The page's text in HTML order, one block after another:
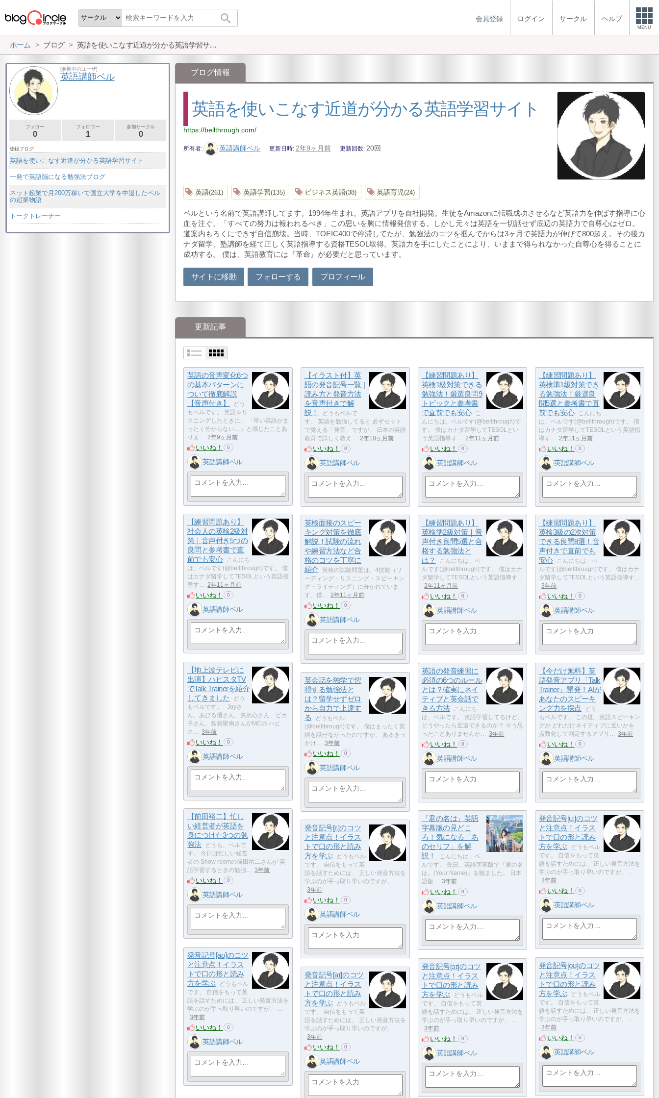
会員登録 ログイン サークル ヘルプ
MENU
ホーム ブログ 英語を使いこなす近道が分かる英語学習サイト
ブログ情報
英語を使いこなす近道が分かる英語学習サイト
https://bellthrough.com/
所有者 英語講師ベル 更新日時 2年9ヶ月前 更新回数 20回
英語 261 英語学習 135 ビジネス英語 38 英語育児 24
ベルという名前で英語講師してます。1994年生まれ。英語アプリを自社開発。生徒をAmazonに転職成功させるなど英語力を伸ばす指導に心
血を注ぐ。「すべての努力は報われるべき」この思いを胸に情報発信する。しかし元々は英語を一切話せず底辺の英語力で自尊心はゼロ。
道案内もろくにできず自信崩壊。当時、TOEIC400で停滞してたが、勉強法のコツを掴んでからは3ヶ月で英語力が伸びて800超え。その後カ
ナダ留学、塾講師を経て正しく英語指導する資格TESOL取得。英語力を手にしたことにより、いままで得られなかった自尊心を得ることに
成功する。 僕は、英語教育には『革命』が必要だと思っています。
サイトに移動 フォローする プロフィール
更新記事
英語の音声変化6つ
の基本パターンに
ついて徹底解説
【音声付き】
どう
もベルです。 英語をリ
スニングしたときに、 「早い英語がま
ったく分からない…」と感じたことあ
りま… 2年9ヶ月前
いいね！ 0
英語講師ベル
【イラスト付】英
語の発音記号一覧 |
読み方と発音方法
を音声付きで解
説！
どうもベルで
す。 英語を勉強してると 必ずセット
で覚える「発音」ですが、 日本の英語
教育で詳しく教え… 2年10ヶ月前
いいね！ 0
英語講師ベル
【練習問題あり】
英検1級対策できる
勉強法！厳選良問9
トピックと参考書
で直前でも安心
こ
んにちは、ベルです(@bellthrough)で
す。 僕はカナダ留学してTESOLとい
う英語指導す… 2年11ヶ月前
いいね！ 0
英語講師ベル
【練習問題あり】
英検準1級対策でき
る勉強法！厳選良
問5選と参考書で直
前でも安心
こんにち
は、ベルです(@bellthrough)です。 僕
はカナダ留学してTESOLという英語指
導す… 2年11ヶ月前
いいね！ 0
英語講師ベル
【練習問題あり】
社会人の英検2級対
策｜音声付き5つの
良問と参考書で直
前でも安心
こんにち
は、ベルです(@bellthrough)です。 僕
はカナダ留学してTESOLという英語指
導す… 2年11ヶ月前
いいね！ 0
英語講師ベル
英検面接のスピー
キング対策を徹底
解説！試験の流れ
や練習方法など合
格のコツを丁寧に
紹介
英検の試験問題は、4技能（リ
ーディング・リスニング・スピーキン
グ・ライティング）に分かれていま
す。僕… 2年11ヶ月前
いいね！ 0
英語講師ベル
【練習問題あり】
英検準2級対策｜音
声付き良問5選と合
格する勉強法と
は？
こんにちは、ベ
ルです(@bellthrough)です。 僕はカナ
ダ留学してTESOLという英語指導す…
2年11ヶ月前
いいね！ 0
英語講師ベル
【練習問題あり】
英検3級の2次対策
できる良問8選！音
声付きで直前でも
安心
こんにちは、ベ
ルです(@bellthrough)です。 僕はカナ
ダ留学してTESOLという英語指導す…
3年前
いいね！ 0
英語講師ベル
【地上波テレビに
出演】ハピスタTV
でTalk Trainerを紹介
してきました
どう
もベルです。 Joyさ
ん、あびる優さん、矢沢心さん、ピカ
子さん、島袋聖南さんがMCの ハピ
ス… 3年前
いいね！ 0
英語講師ベル
英語の発音練習に
必須の6つのルール
とは？確実にネイ
ティブと英会話で
きる方法
こんにち
は、ベルです。 英語学習してるけど、
どうやったら近道できるのか？ そう思
ったことありませんか… 3年前
いいね！ 0
英語講師ベル
【今だけ無料】英
語発音アプリ「Talk
Trainer」開発！AIが
あなたのスピーキ
ング力を採点
どう
もベルです。 この度、英語スピーキン
グが どれだけネイティブに近いかを
点数化して判定するアプリ… 3年前
いいね！ 0
英語講師ベル
英会話を独学で習
得する勉強法と
は？留学せずゼロ
から自力で上達す
る
どうもベル
(@bellthrough)です。 僕はまったく英
語を話せなかったのですが、 あるきっ
かけ… 3年前
いいね！ 0
英語講師ベル
【前田裕二】忙し
い経営者が英語を
身につけた3つの勉
強法
どうも、ベルで
す。 今日は忙しい経営
者の Show roomの前田祐二さんが 英
語学習するときの勉強… 3年前
いいね！ 0
英語講師ベル
「君の名は」英語
字幕版の見どこ
ろ！気になる「あ
のセリフ」を解
説！
こんにちは、ベ
ルです。 先日、英語字幕版で『君の名
は。(Your Name)』を観ました。 日本
語版… 3年前
いいね！ 0
英語講師ベル
発音記号[uː]のコツ
と注意点！イラス
トで口の形と読み
方を学ぶ
どうもベル
です。 自信をもって英
語を話すためには、 正しい発音方法を
学ぶのが手っ取り早いのですが、 …
3年前
いいね！ 0
英語講師ベル
発音記号[ɛ]のコツ
と注意点！イラス
トで口の形と読み
方を学ぶ
どうもベル
です。 自信をもって英
語を話すためには、 正しい発音方法を
学ぶのが手っ取り早いのですが、 …
3年前
いいね！ 0
英語講師ベル
発音記号[aʊ]のコツ
と注意点！イラス
トで口の形と読み
方を学ぶ
どうもベル
です。 自信をもって英
語を話すためには、 正しい発音方法を
学ぶのが手っ取り早いのですが、 …
3年前
いいね！ 0
英語講師ベル
発音記号[oʊ]のコツ
と注意点！イラス
トで口の形と読み
方を学ぶ
どうもベル
です。 自信をもって英
語を話すためには、 正しい発音方法を
学ぶのが手っ取り早いのですが、 …
3年前
いいね！ 0
英語講師ベル
発音記号[ɔɪ]のコツ
と注意点！イラス
トで口の形と読み
方を学ぶ
どうもベル
です。 自信をもって英
語を話すためには、 正しい発音方法を
学ぶのが手っ取り早いのですが、 …
3年前
いいね！ 0
英語講師ベル
発音記号[aɪ]のコツ
と注意点！イラス
トで口の形と読み
方を学ぶ
どうもベル
です。 自信をもって英
語を話すためには、 正しい発音方法を
学ぶのが手っ取り早いのですが、 …
3年前
いいね！ 0
英語講師ベル
[参照中のユーザ]
英語講師ベル
フォロー
0
フォロワー
1
参加サークル
0
登録ブログ
英語を使いこなす近道が分かる英語学習サイト
一発で英語脳になる勉強法ブログ
ネット起業で月200万稼いで国立大学を中退したベル
の起業物語
トークトレーナー